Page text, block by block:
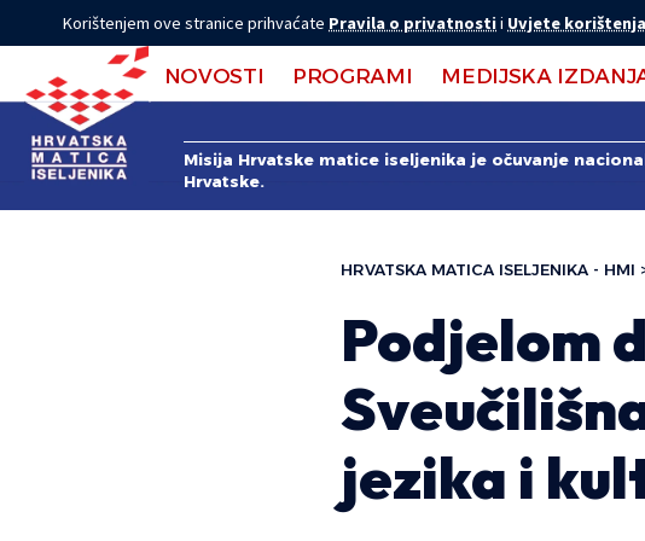
Korištenjem ove stranice prihvaćate Pravila o privatnostii Uvjete korištenja
NOVOSTI PROGRAMI MEDIJSKA
Misija Hrvatske matice iseljenika je očuvanje
Hrvatske.
HRVATSKA MATICA ISELJENIKA - HMI
Podjelom
jezika i